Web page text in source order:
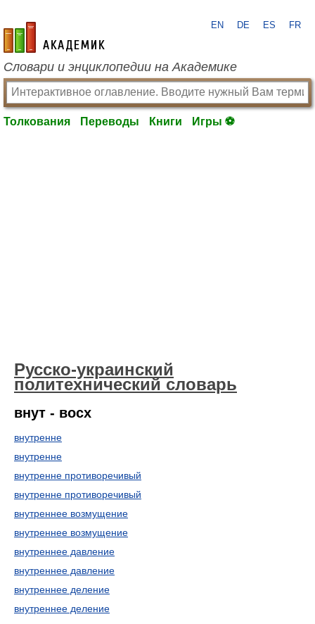
academic.ru
EN DE ES FR
Словари и энциклопедии на Академике
Толкования Переводы Книги Игры ⚽
Русско-украинский
политехнический словарь
внут - восх
внутренне
внутренне
внутренне противоречивый
внутренне противоречивый
внутреннее возмущение
внутреннее возмущение
внутреннее давление
внутреннее давление
внутреннее деление
внутреннее деление